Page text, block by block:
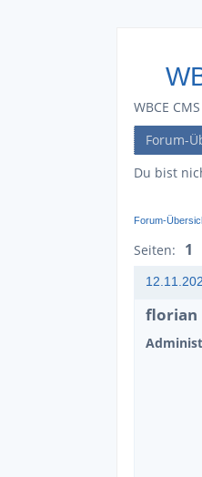
WBCE
Forum-
Du bist
Forum-
Seiten: 1
florian